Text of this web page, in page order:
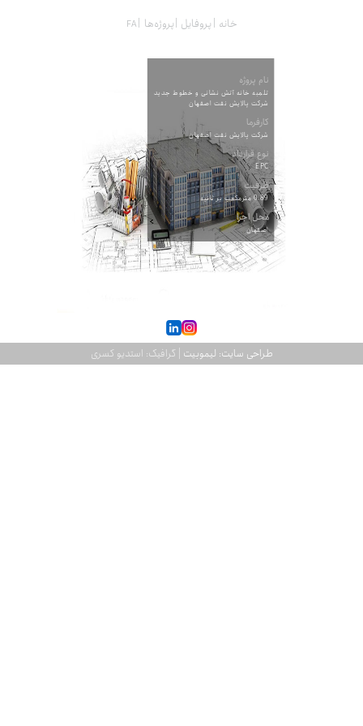
خانه پروفایل پروژه‌ها
نام پروژه
تلمبه خانه آتش نشانی و خطوط جدید
شرکت پالایش نفت اصفهان
کارفرما
شرکت پالایش نفت اصفهان
نوع قرارداد
EPC
ظرفیت
0.89 مترمکعب بر ثانیه
محل اجرا
اصفهان
طراحی سایت: لیموبیت | گرافیک: استدیو کسری